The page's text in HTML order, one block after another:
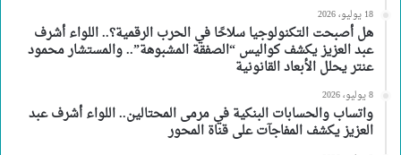
18 يوليو، 2026
هل أصبحت التكنولوجيا سلاحًا في الحرب الرقمية؟.. اللواء أشرف
عبد العزيز يكشف كواليس “الصفقة المشبوهة”.. والمستشار محمود
عنتر يحلل الأبعاد القانونية
8 يوليو، 2026
واتساب والحسابات البنكية في مرمى المحتالين.. اللواء أشرف عبد
العزيز يكشف المفاجآت على قناة المحور